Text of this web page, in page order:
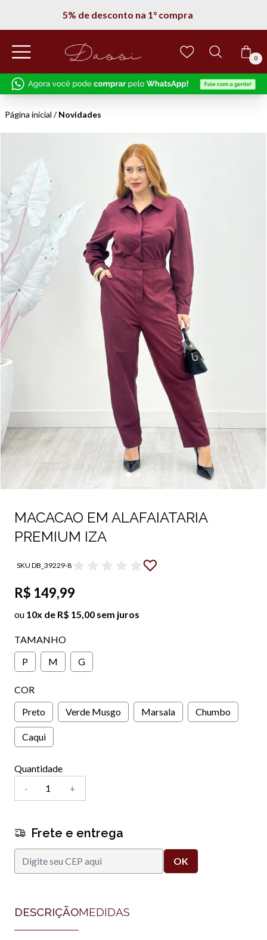
5% de desconto na 1° compra
0
Página inicial /Novidades
MACACAO EM ALAFAIATARIA
PREMIUM IZA
SKU DB_39229-8
R$ 149,99
ou 10x de R$ 15,00 sem juros
TAMANHO
P
M G
COR
Preto
Verde Musgo Marsala Chumbo
Caqui
Quantidade
-
+
Frete e entrega
DESCRIÇÃOMEDIDAS